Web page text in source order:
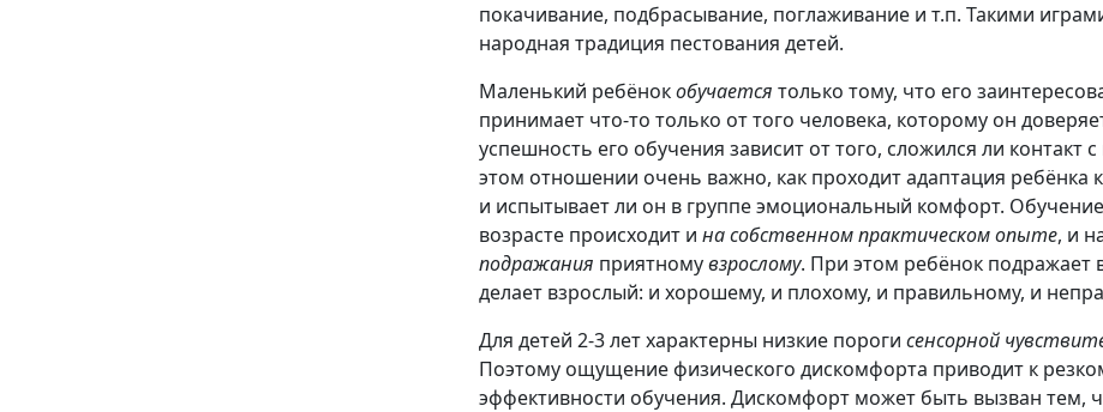
покачивание, подбрасывание, погла­живание и т.п. Такими
народная тради­ция пестования детей.
Маленький ребёнокобучается только тому, что его
принимает что-то только от того человека, ко­торому он
успешность его обучения зависит от того, сложился ли контакт
этом отношении очень важно, как проходит адаптация ребёнка
и испытывает ли он в группе эмоциональный комфорт.
возрасте происходит и на собственном практическом опыте, и
подражания приятномувзрослому. При этом ребёнок подражает
делает взрослый: и хорошему, и плохому, и правильному, и
Для детей 2-3 лет характерны низкие пороги сенсорной
Поэтому ощущение физического дискомфорта приво­дит к
эффективности обучения. Диском­форт может быть вызван тем,